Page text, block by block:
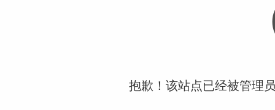
抱歉！该站点已经被管理